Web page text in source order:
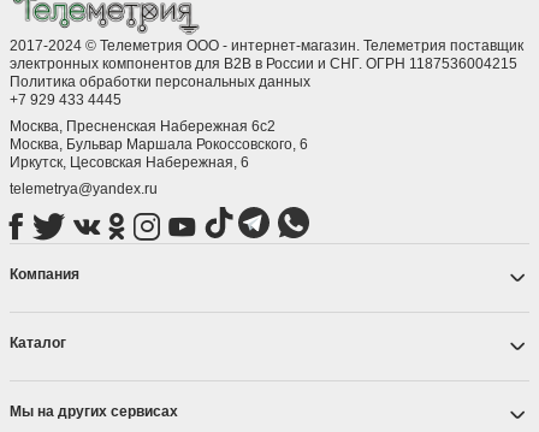
2017-2024 © Телеметрия ООО - интернет-магазин. Телеметрия поставщик
электронных компонентов для B2B в России и СНГ. ОГРН 1187536004215
Политика обработки персональных данных
+7 929 433 4445
Москва, Пресненская Набережная 6с2
Москва, ​Бульвар Маршала Рокоссовского, 6
Иркутск, ​Цесовская Набережная, 6
telemetrya@yandex.ru
Компания
Каталог
Мы на других сервисах